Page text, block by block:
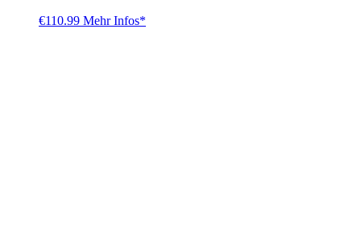
€110.99 Mehr Infos*